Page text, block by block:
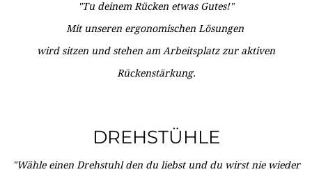
"Tu deinem Rücken etwas Gutes!"
Mit unseren ergonomischen Lösungen
wird sitzen und stehen am Arbeitsplatz zur aktiven
Rückenstärkung.
DREHSTÜHLE
"Wähle einen Drehstuhl den du liebst und du wirst nie wieder